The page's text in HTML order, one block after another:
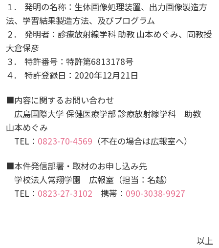
感染予防にかかる抗体価検査について
ビジュランクラウド
電子ブックをさがす
電子ジャーナルをさがす
学外からのつかいかた
看護師・保健師国家試験対策
活動とイベント
利用講習会
学生図書委員の活動
学内向け専用ページ
広国ポータルサイト
１. 発明の名称：生体画像処理装置、出力画像製造方
法、学習結果製造方法、及びプログラム
２. 発明者：診療放射線学科 助教 山本めぐみ、同教授
大倉保彦
３. 特許番号：特許第6813178号
４. 特許登録日：2020年12月21日
■内容に関するお問い合わせ
広島国際大学 保健医療学部 診療放射線学科 助教
山本めぐみ
TEL ： 0823-70-4569 （不在の場合は広報室へ）
■本件発信部署・取材のお申し込み先
学校法人常翔学園 広報室（担当：名越）
TEL： 0823-27-3102 携帯： 090-3038-9927
以上